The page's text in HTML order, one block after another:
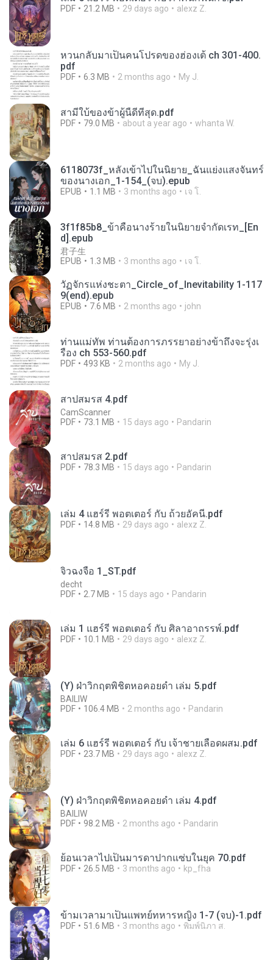
PDF 21.2 MB 29 days ago alexz Z.
หวนกลับมาเป็นคนโปรดของฮ่องเต้ ch 301-400.
pdf
PDF 6.3 MB 2 months ago My J.
สามีใบ้ของข้าผู้นี้ดีที่สุด.pdf
PDF 79.0 MB about a year ago whanta W.
6118073f_หลังเข้าไปในนิยาย_ฉันแย่งแสงจันทร์
ของนางเอก_1-154_(จบ).epub
EPUB 1.1 MB 3 months ago เจ โ.
3f1f85b8_ข้าคือนางร้ายในนิยายจำกัดเรท_[En
d].epub
君子生
EPUB
1.3 MB 3 months ago เจ โ.
วัฏจักรแห่งชะตา_Circle_of_Inevitability 1-117
9(end).epub
EPUB 7.6 MB 2 months ago john
ท่านแม่ทัพ ท่านต้องการภรรยาอย่างข้าถึงจะรุ่งเ
รือง ch 553-560.pdf
PDF 493 KB 2 months ago My J.
สาปสมรส 4.pdf
CamScanner
PDF
73.1 MB 15 days ago Pandarin
สาปสมรส 2.pdf
PDF 78.3 MB 15 days ago Pandarin
เล่ม 4 แฮร์รี่ พอตเตอร์ กับ ถ้วยอัคนี.pdf
PDF 14.8 MB 29 days ago alexz Z.
จิ่วฉงจื่อ 1_ST.pdf
decht
PDF
2.7 MB 15 days ago Pandarin
เล่ม 1 แฮร์รี่ พอตเตอร์ กับ ศิลาอาถรรพ์.pdf
PDF 10.1 MB 29 days ago alexz Z.
(Y) ฝ่าวิกฤตพิชิตหอคอยดำ เล่ม 5.pdf
BAILIW
PDF
106.4 MB 2 months ago Pandarin
เล่ม 6 แฮร์รี่ พอตเตอร์ กับ เจ้าชายเลือดผสม.pdf
PDF 23.7 MB 29 days ago alexz Z.
(Y) ฝ่าวิกฤตพิชิตหอคอยดำ เล่ม 4.pdf
BAILIW
PDF
98.2 MB 2 months ago Pandarin
ย้อนเวลาไปเป็นมารดาปากแซ่บในยุค 70.pdf
PDF 26.5 MB 3 months ago kp_fha
ข้ามเวลามาเป็นแพทย์ทหารหญิง 1-7 (จบ)-1.pdf
PDF 51.6 MB 3 months ago พิมพ์นิภา ส.